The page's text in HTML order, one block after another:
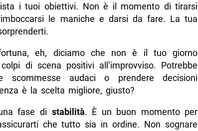
i tuoi obiettivi. Non è il momento di tirarsi
le maniche e darsi da fare. La tua
eh, diciamo che non è il tuo giorno
di scena positivi all’improvviso. Potrebbe
scommesse audaci o prendere decisioni
è la scelta migliore, giusto?
fase di stabilità. È un buon momento per
che tutto sia in ordine. Non sognare